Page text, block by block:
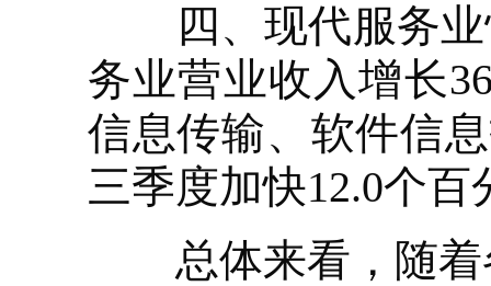
四、现代服务业
务业营业收入增长
信息传输、软件信
三季度加快12.0个百
总体来看，随着